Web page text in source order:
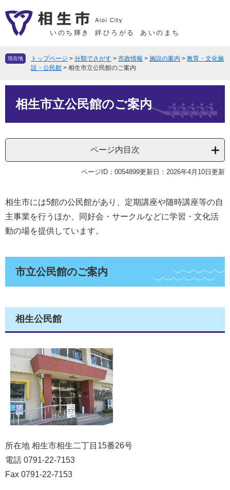
ー
先
ニ
を
へ
いのち輝き 絆ひろがる あいのまち
現在地 トップページ > 分類でさがす > 市政情報 > 施設の案内 > 教育・文化施
設・公民館 > 相生市立公民館のご案内
相生市立公民館のご案内
ページ内目次
ページID：0054899更新日：2026年4月10日更新
相生市には5館の公民館があり、定期講座や随時講座等の自
主事業を行うほか、同好会・サークルなどに学習・文化活
動の場を提供しています。
市立公民館のご案内
相生公民館
所在地 相生市相生二丁目15番26号
電話 0791-22-7153
Fax 0791-22-7153